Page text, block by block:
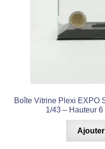
Boîte Vitrine Plexi EXPO
1/43 – Hauteur